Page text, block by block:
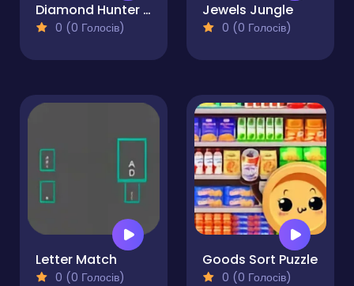
Diamond Hunter Game
0 (0 Голосів)
Jewels Jungle
0 (0 Голосів)
Letter Match
0 (0 Голосів)
Goods Sort Puzzle
0 (0 Голосів)